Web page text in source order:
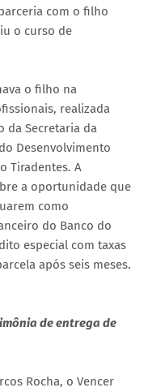
com o filho
o curso de
o filho na
realizada
da Secretaria da
Desenvolvimento
Tiradentes. A
a oportunidade que
como
do Banco do
especial com taxas
após seis meses.
de entrega de
Rocha, o Vencer